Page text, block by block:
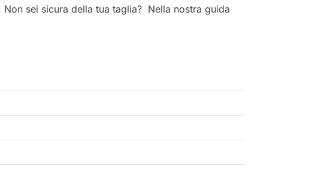
sei sicura della tua taglia? Nella nostra guida